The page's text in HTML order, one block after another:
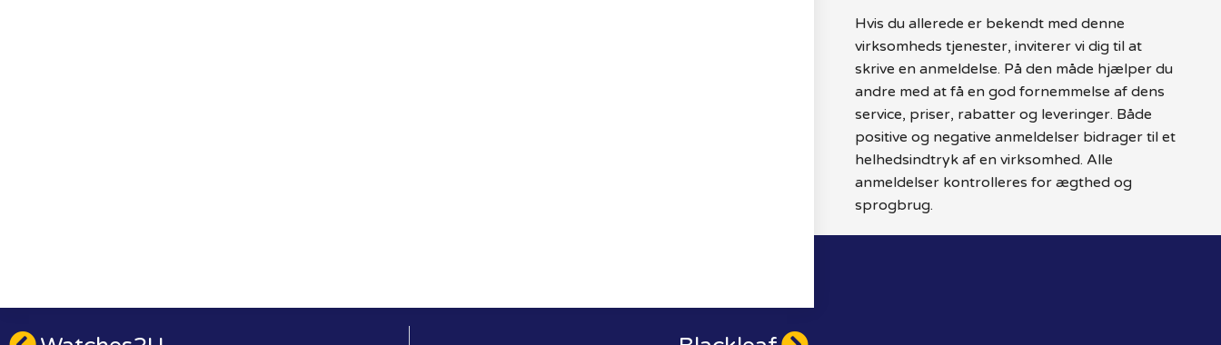
Hvis du allerede er bekendt med denne
virksomheds tjenester, inviterer vi dig til at
skrive en anmeldelse. På den måde hjælper du
andre med at få en god fornemmelse af dens
service, priser, rabatter og leveringer. Både
positive og negative anmeldelser bidrager til et
helhedsindtryk af en virksomhed. Alle
anmeldelser kontrolleres for ægthed og
sprogbrug.